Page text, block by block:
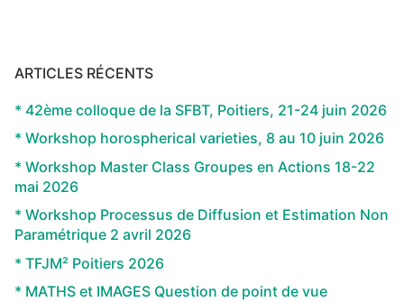
ARTICLES RÉCENTS
* 42ème colloque de la SFBT, Poitiers, 21-24 juin 2026
* Workshop horospherical varieties, 8 au 10 juin 2026
* Workshop Master Class Groupes en Actions 18-22
mai 2026
* Workshop Processus de Diffusion et Estimation Non
Paramétrique 2 avril 2026
* TFJM² Poitiers 2026
* MATHS et IMAGES Question de point de vue